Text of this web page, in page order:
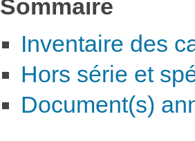
Sommaire
Inventaire des
Hors série et
Document(s)